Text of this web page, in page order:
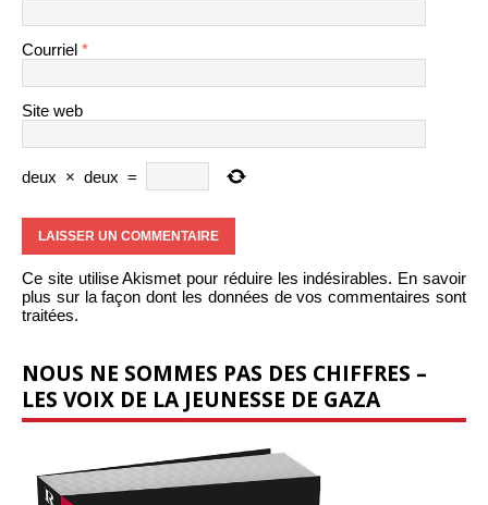
Courriel *
Site web
deux × deux =
Ce site utilise Akismet pour réduire les indésirables. En savoir
plus sur la façon dont les données de vos commentaires sont
traitées.
NOUS NE SOMMES PAS DES CHIFFRES –
LES VOIX DE LA JEUNESSE DE GAZA